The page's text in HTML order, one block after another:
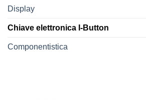
Display
Chiave elettronica I-Button
Componentistica